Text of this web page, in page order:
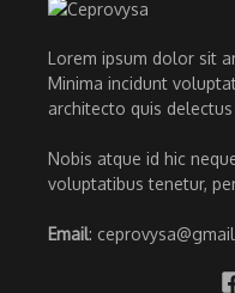
Lorem ipsum dolor sit
Minima incidunt
architecto quis
Nobis atque id hic
voluptatibus tenetur,
Email: